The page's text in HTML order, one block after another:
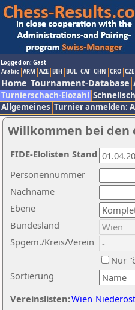
Logged on: Gast
Arabic ARM AZE BIH BUL CAT CHN CRO CZE
Home Tournament-Database
Turnierschach-Elozahl
Allgemeines Turnier anmelden:
Willkommen bei den
Nachname
Ebene
Sortierung
Personennummer
Bundesland
Spgem./Kreis/Verein
Nur
Vereinslisten:Wien
FIDE-Elolisten Stand